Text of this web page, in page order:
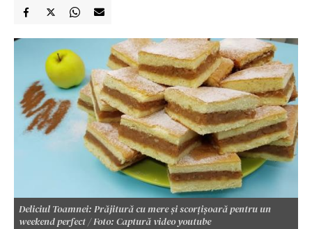
Deliciul Toamnei: Prăjitură cu mere și scorțișoară pentru un
weekend perfect / Foto: Captură video youtube